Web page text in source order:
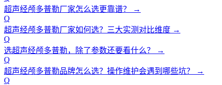
超声经颅多普勒厂家怎么选更靠谱？
→
Q
超声经颅多普勒厂家如何选？三大实测对比维度 →
Q
选超声经颅多普勒，除了参数还要看什么？
→
Q
超声经颅多普勒品牌怎么选？操作维护会遇到哪些坑？
→
Q